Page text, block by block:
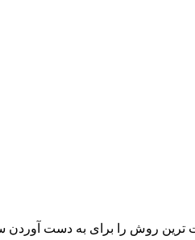
ترین روش را برای به دست